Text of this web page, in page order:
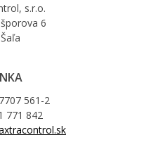
s.r.o.
6
561-2
771 842